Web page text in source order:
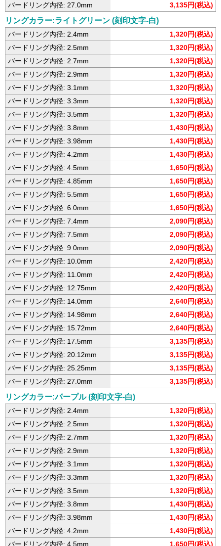
バードリング内径: 27.0mm
3,135円(税込)
リングカラー:ライトグリーン (刻印文字-白)
バードリング内径: 2.4mm
1,320円(税込)
バードリング内径: 2.5mm
1,320円(税込)
バードリング内径: 2.7mm
1,320円(税込)
バードリング内径: 2.9mm
1,320円(税込)
バードリング内径: 3.1mm
1,320円(税込)
バードリング内径: 3.3mm
1,320円(税込)
バードリング内径: 3.5mm
1,320円(税込)
バードリング内径: 3.8mm
1,430円(税込)
バードリング内径: 3.98mm
1,430円(税込)
バードリング内径: 4.2mm
1,430円(税込)
バードリング内径: 4.5mm
1,650円(税込)
バードリング内径: 4.85mm
1,650円(税込)
バードリング内径: 5.5mm
1,650円(税込)
バードリング内径: 6.0mm
1,650円(税込)
バードリング内径: 7.4mm
2,090円(税込)
バードリング内径: 7.5mm
2,090円(税込)
バードリング内径: 9.0mm
2,090円(税込)
バードリング内径: 10.0mm
2,420円(税込)
バードリング内径: 11.0mm
2,420円(税込)
バードリング内径: 12.75mm
2,420円(税込)
バードリング内径: 14.0mm
2,640円(税込)
バードリング内径: 14.98mm
2,640円(税込)
バードリング内径: 15.72mm
2,640円(税込)
バードリング内径: 17.5mm
3,135円(税込)
バードリング内径: 20.12mm
3,135円(税込)
バードリング内径: 25.25mm
3,135円(税込)
バードリング内径: 27.0mm
3,135円(税込)
リングカラー:パープル (刻印文字-白)
バードリング内径: 2.4mm
1,320円(税込)
バードリング内径: 2.5mm
1,320円(税込)
バードリング内径: 2.7mm
1,320円(税込)
バードリング内径: 2.9mm
1,320円(税込)
バードリング内径: 3.1mm
1,320円(税込)
バードリング内径: 3.3mm
1,320円(税込)
バードリング内径: 3.5mm
1,320円(税込)
バードリング内径: 3.8mm
1,430円(税込)
バードリング内径: 3.98mm
1,430円(税込)
バードリング内径: 4.2mm
1,430円(税込)
バードリング内径: 4.5mm
1,650円(税込)